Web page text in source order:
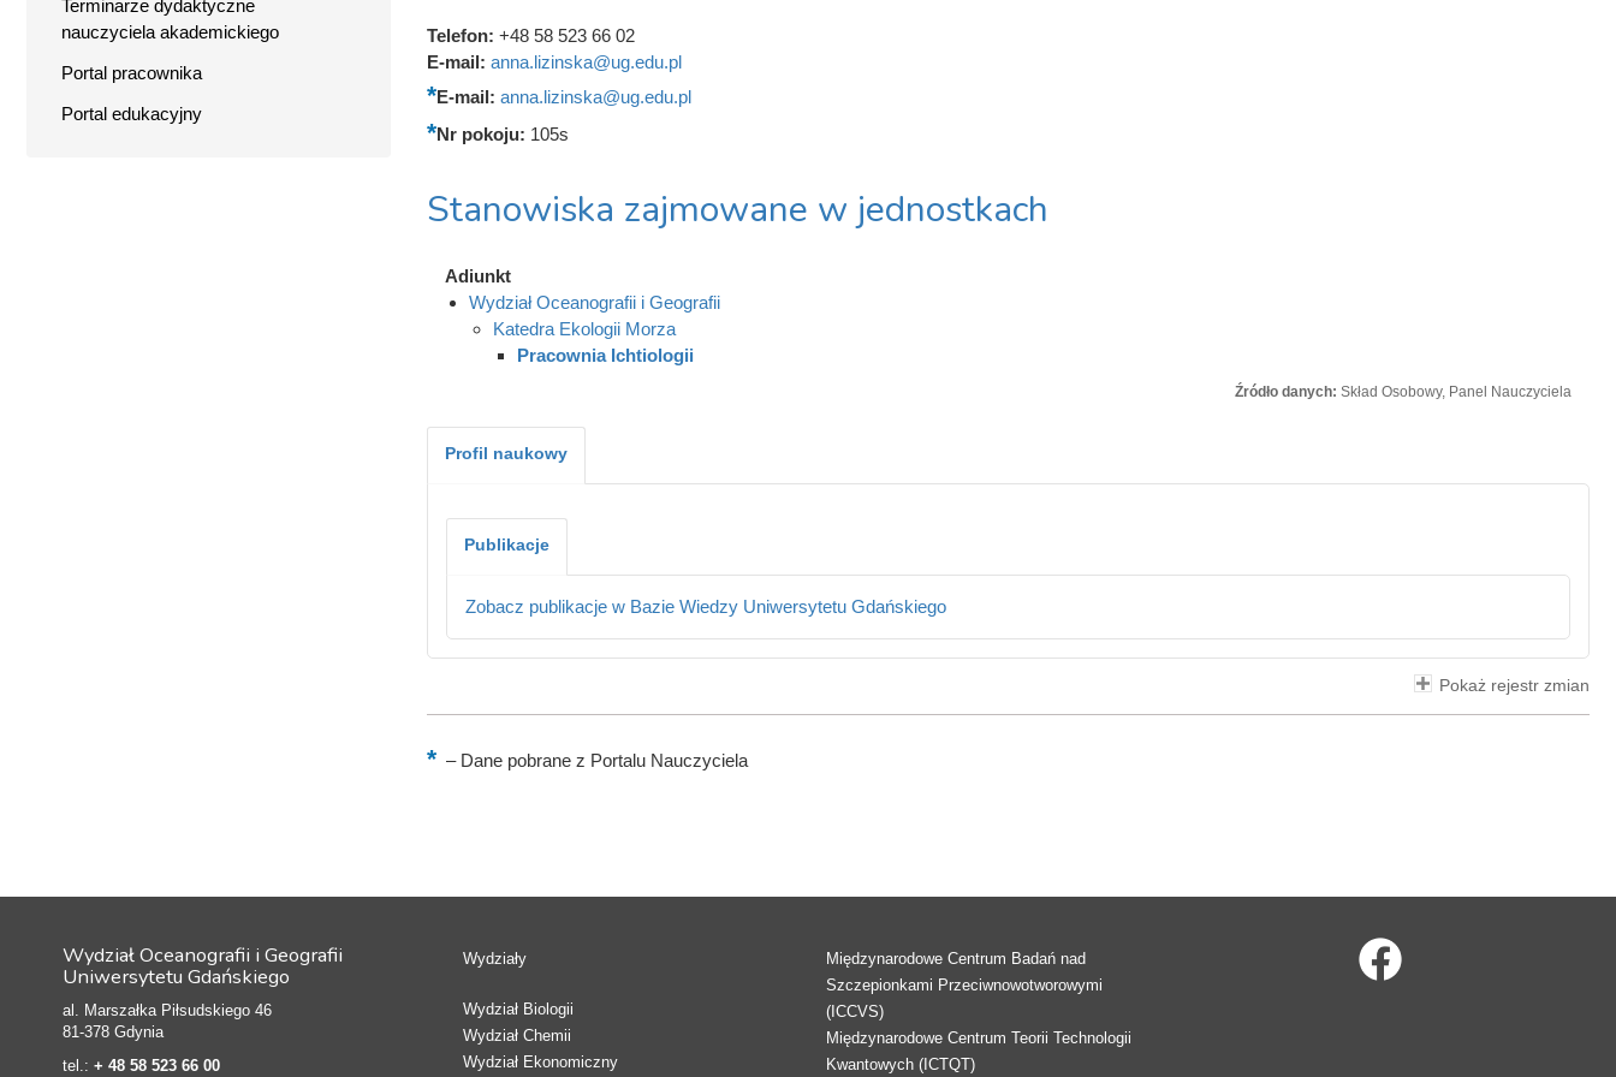
Terminarze dydaktyczne
nauczyciela akademickiego
Portal pracownika
Portal edukacyjny
Telefon: +48 58 523 66 02
E-mail: anna.lizinska@ug.edu.pl
E-mail: anna.lizinska@ug.edu.pl
Nr pokoju: 105s
Stanowiska zajmowane w jednostkach
Adiunkt
Wydział Oceanografii i Geografii
Katedra Ekologii Morza
Pracownia Ichtiologii
Źródło danych: Skład Osobowy, Panel Nauczyciela
Profil naukowy
Publikacje
Zobacz publikacje w Bazie Wiedzy Uniwersytetu Gdańskiego
Pokaż rejestr zmian
–Dane pobrane z Portalu Nauczyciela
Wydział Oceanografii i Geografii
Uniwersytetu Gdańskiego
al. Marszałka Piłsudskiego 46
81-378 Gdynia
tel.: + 48 58 523 66 00
Wydziały
Wydział Biologii
Wydział Chemii
Wydział Ekonomiczny
Międzynarodowe Centrum Badań nad
Szczepionkami Przeciwnowotworowymi
(ICCVS)
Międzynarodowe Centrum Teorii Technologii
Kwantowych (ICTQT)